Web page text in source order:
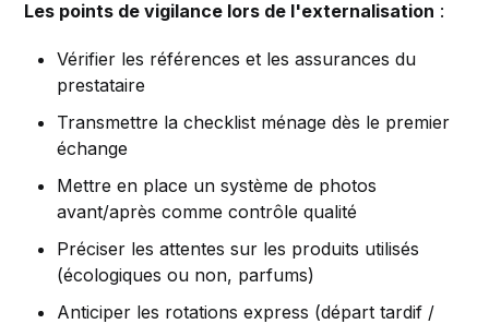
Les points de vigilance lors de l'externalisation :
Vérifier les références et les assurances du
prestataire
Transmettre la checklist ménage dès le premier
échange
Mettre en place un système de photos
avant/après comme contrôle qualité
Préciser les attentes sur les produits utilisés
(écologiques ou non, parfums)
Anticiper les rotations express (départ tardif /